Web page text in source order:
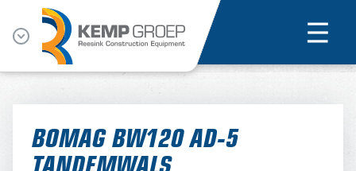
BOMAG BW120 AD-5
TANDEMWALS